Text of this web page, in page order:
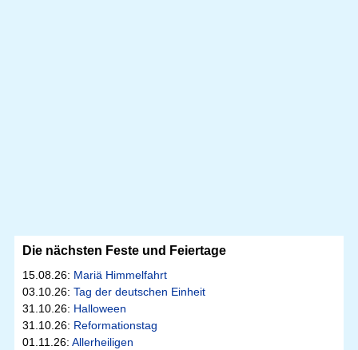
Die nächsten Feste und Feiertage
15.08.26: Mariä Himmelfahrt
03.10.26: Tag der deutschen Einheit
31.10.26: Halloween
31.10.26: Reformationstag
01.11.26: Allerheiligen